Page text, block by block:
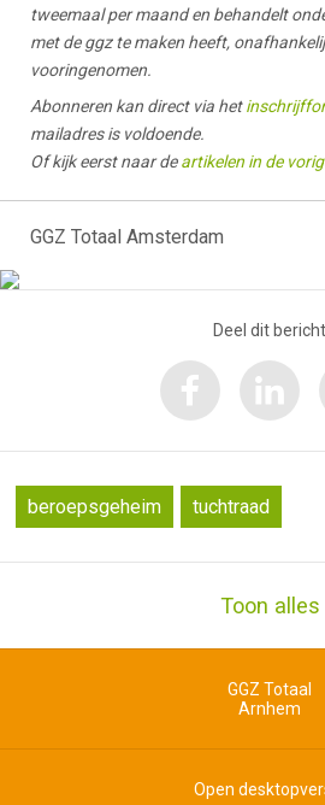
tweemaal per maand en behandelt
met de ggz te maken heeft,
vooringenomen.
Abonneren kan direct via het
mailadres is voldoende.
Of kijk eerst naar deartikelen in de
GGZ Totaal Amsterdam
Deel dit bericht
beroepsgeheim tuchtraad
Toon alles
GGZ Totaal
Arnhem
Open